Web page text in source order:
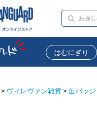
はむにぎり
> ヴィレヴァン雑貨 > 缶バッジ